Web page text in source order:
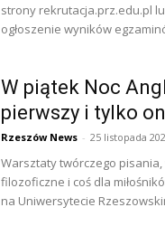
strony rekrutacja.prz.edu.pl
ogłoszenie wyników
W piątek Noc
pierwszy i tylko
Rzeszów News - 25 listopada
Warsztaty twórczego
filozoficzne i coś dla
na Uniwersytecie